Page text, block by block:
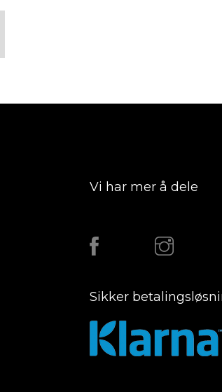
Vi har mer å dele
Sikker